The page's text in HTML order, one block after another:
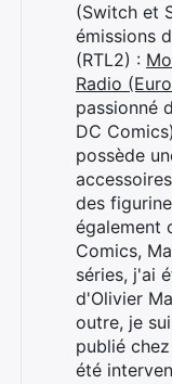
(Switch et
émissions
(RTL2) :
Radio
passionné
DC
possède
des
également
Comics,
séries, j'ai
d'Olivier
outre, je
publié
été
: